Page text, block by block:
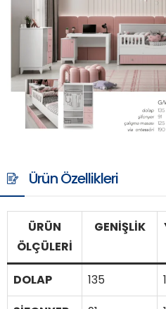
Ürün Özellikleri
ÜRÜN
ÖLÇÜLERİ
GENİŞLİK
DOLAP 135